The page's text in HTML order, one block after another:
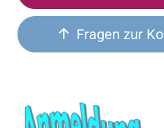
Fragen zur